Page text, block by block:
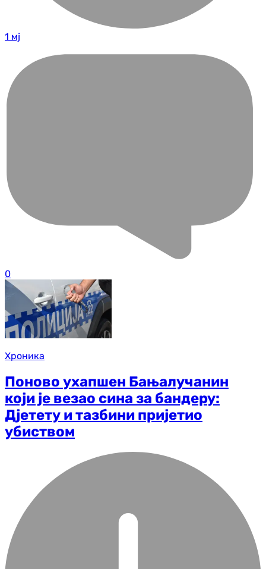
1 мј
0
Хроника
Поново ухапшен Бањалучанин
који је везао сина за бандеру:
Дјетету и тазбини пријетио
убиством